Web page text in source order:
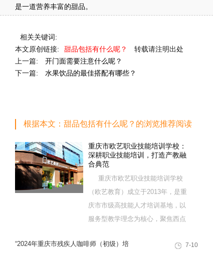
是一道营养丰富的甜品。
相关关键词:
本文原创链接:
甜品包括有什么呢？
转载请注明出处
上一篇:
开门面需要注意什么呢？
下一篇:
水果饮品的最佳搭配有哪些？
根据本文：甜品包括有什么呢？的浏览推荐阅读
重庆市欧艺职业技能培训学校：
深耕职业技能培训，打造产教融
合典范
重庆市欧艺职业技能培训学校
（欧艺教育）成立于2013年，是重
庆市市级高技能人才培训基地，以
服务型教学理念为核心，聚焦西点
十余载，致力于培养兼具社会责任
“2024年重庆市残疾人咖啡师（初级）培
7-10